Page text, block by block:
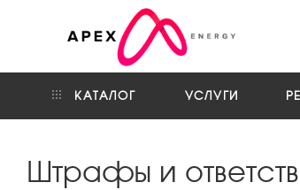
КАТАЛОГ УСЛУГИ
Штрафы и